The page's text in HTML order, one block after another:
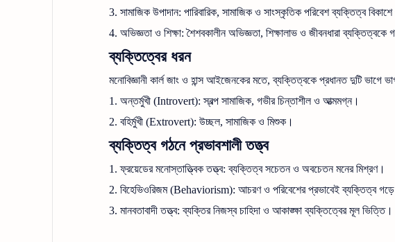
3. সামাজিক উপাদান: পারিবারিক, সামাজিক ও সাংস্কৃতিক পরিবেশ ব্যক্তিত্ব
4. অভিজ্ঞতা ও শিক্ষা: শৈশবকালীন অভিজ্ঞতা, শিক্ষালাভ ও জীবনধারা ব্যক্তিত্বকে
ব্যক্তিত্বের ধরন
মনোবিজ্ঞানী কার্ল জাং ও হান্স আইজেনকের মতে, ব্যক্তিত্বকে প্রধানত দুটি ভাগে
1. অন্তর্মুখী (Introvert): স্বল্প সামাজিক, গভীর চিন্তাশীল ও আত্মমগ্ন।
2. বহির্মুখী (Extrovert): উচ্ছল, সামাজিক ও মিশুক।
ব্যক্তিত্ব গঠনে প্রভাবশালী তত্ত্ব
1. ফ্রয়েডের মনোস্তাত্ত্বিক তত্ত্ব: ব্যক্তিত্ব সচেতন ও অবচেতন মনের মিশ্রণ।
2. বিহেভিওরিজম (Behaviorism): আচরণ ও পরিবেশের প্রভাবেই ব্যক্তিত্ব
3. মানবতাবাদী তত্ত্ব: ব্যক্তির নিজস্ব চাহিদা ও আকাঙ্ক্ষা ব্যক্তিত্বের মূল ভিত্তি।